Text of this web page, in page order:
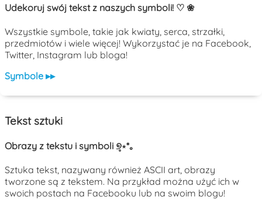
Udekoruj swój tekst z naszych symboli! ♡ ❀
Wszystkie symbole, takie jak kwiaty, serca, strzałki,
przedmiotów i wiele więcej! Wykorzystać je na Facebook,
Twitter, Instagram lub bloga!
Symbole ▸▸
Tekst sztuki
Obrazy z tekstu i symboli ୭̥⋆*｡
Sztuka tekst, nazywany również ASCII art, obrazy
tworzone są z tekstem. Na przykład można użyć ich w
swoich postach na Facebooku lub na swoim blogu!